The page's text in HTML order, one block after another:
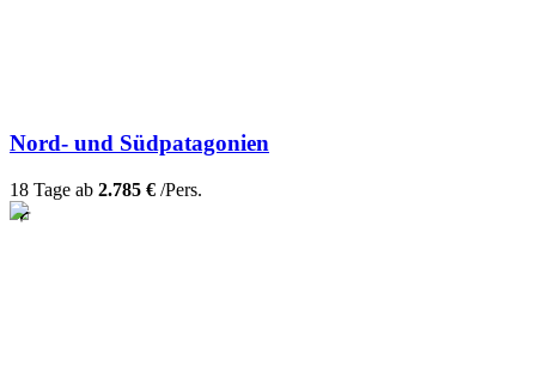
Nord- und Südpatagonien
18 Tage ab 2.785 € /Pers.